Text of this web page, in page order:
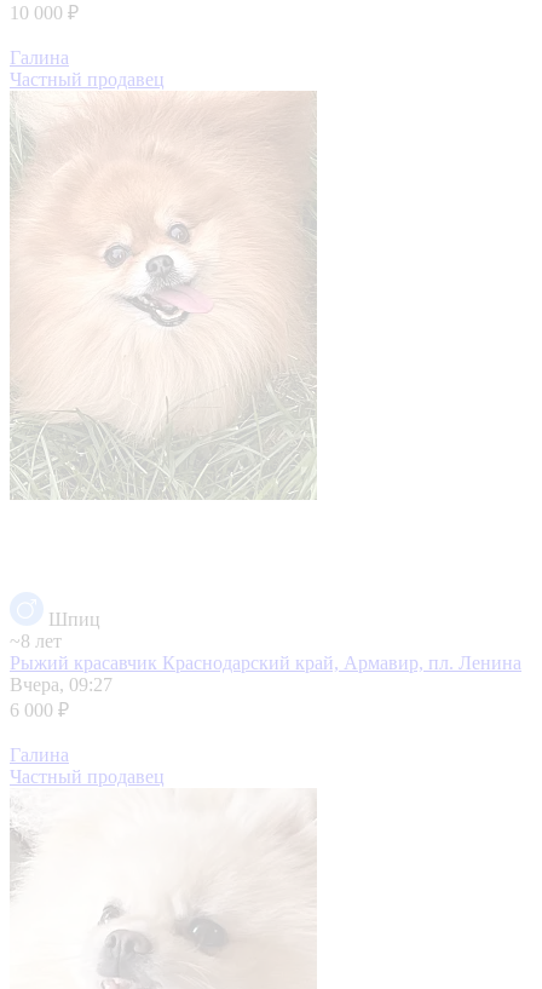
10 000 ₽
Галина
Частный продавец
Шпиц
~8 лет
Рыжий красавчик Краснодарский край, Армавир, пл. Ленина
Вчера, 09:27
6 000 ₽
Галина
Частный продавец